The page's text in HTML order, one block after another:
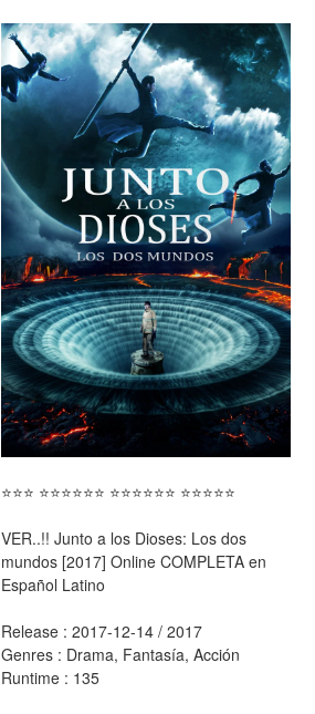
⭐⭐⭐ ⭐⭐⭐⭐⭐⭐ ⭐⭐⭐⭐⭐⭐ ⭐⭐⭐⭐⭐
VER..!! Junto a los Dioses: Los dos
mundos [2017] Online COMPLETA en
Español Latino
Release : 2017-12-14 / 2017
Genres : Drama, Fantasía, Acción
Runtime : 135